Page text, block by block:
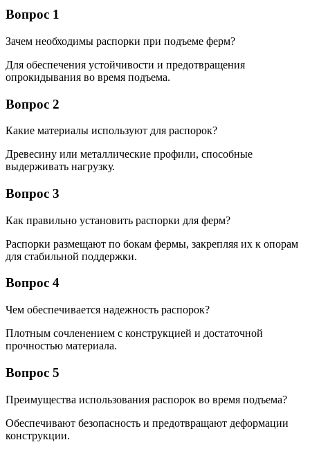
Вопрос 1
Зачем необходимы распорки при подъеме ферм?
Для обеспечения устойчивости и предотвращения
опрокидывания во время подъема.
Вопрос 2
Какие материалы используют для распорок?
Древесину или металлические профили, способные
выдерживать нагрузку.
Вопрос 3
Как правильно установить распорки для ферм?
Распорки размещают по бокам фермы, закрепляя их к опорам
для стабильной поддержки.
Вопрос 4
Чем обеспечивается надежность распорок?
Плотным сочленением с конструкцией и достаточной
прочностью материала.
Вопрос 5
Преимущества использования распорок во время подъема?
Обеспечивают безопасность и предотвращают деформации
конструкции.